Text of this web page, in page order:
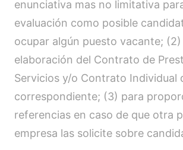
enunciativa mas no limitativa
evaluación como posible
ocupar algún puesto vacante; (2)
elaboración del Contrato de
Servicios y/o Contrato Individual
correspondiente; (3) para
referencias en caso de que otra
empresa las solicite sobre